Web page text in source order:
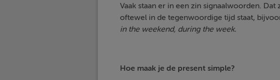
Vaak staan er in een zin signaalwoorden.
oftewel in de tegenwoordige tijd staat,
in the weekend, during the week.
Hoe maak je de present simple?